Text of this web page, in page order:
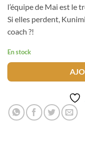
l’équipe de Mai est le
Si elles perdent,
coach ?!
En stock